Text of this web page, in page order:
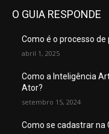
O GUIA RESPONDE
Como é o processo
abril 1, 2025
Como a Inteligência
Ator?
setembro 15, 2024
Como se cadastrar na